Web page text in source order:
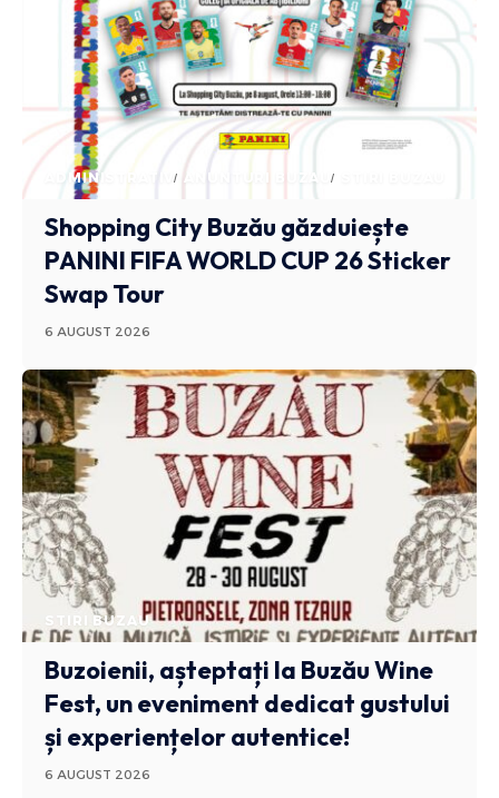
ADMINISTRATIV ANUNTURI BUZAU
Shopping City Buzău găzduiește
PANINI FIFA WORLD CUP 26 Sticker
Swap Tour
6 AUGUST 2026
STIRI BUZAU
Buzoienii, așteptați la Buzău Wine
Fest, un eveniment dedicat gustului
și experiențelor autentice!
6 AUGUST 2026